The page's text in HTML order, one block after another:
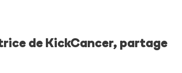
de KickCancer, partage